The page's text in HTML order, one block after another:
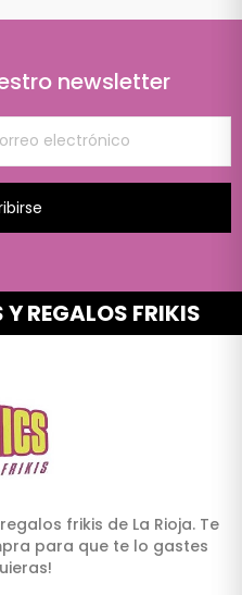
newsletter
REGALOS FRIKIS
frikis de La Rioja. Te
para que te lo gastes